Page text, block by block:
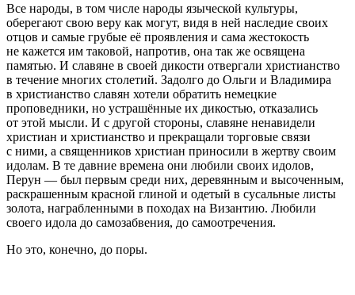
Все народы, в том числе народы языческой культуры,
оберегают свою веру как могут, видя в ней наследие своих
отцов и самые грубые её проявления и сама жестокость
не кажется им таковой, напротив, она так же освящена
памятью. И славяне в своей дикости отвергали христианство
в течение многих столетий. Задолго до Ольги и Владимира
в христианство славян хотели обратить немецкие
проповедники, но устрашённые их дикостью, отказались
от этой мысли. И с другой стороны, славяне ненавидели
христиан и христианство и прекращали торговые связи
с ними, а священников христиан приносили в жертву своим
идолам. В те давние времена они любили своих идолов,
Перун — был первым среди них, деревянным и высоченным,
раскрашенным красной глиной и одетый в сусальные листы
золота, награбленными в походах на Византию. Любили
своего идола до самозабвения, до самоотречения.
Но это, конечно, до поры.